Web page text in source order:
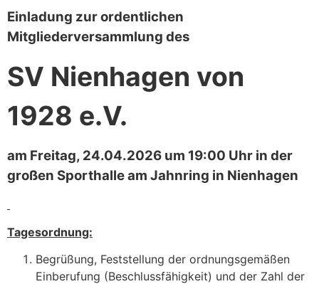
Einladung zur ordentlichen
Mitgliederversammlung des
SV Nienhagen von
1928 e.V.
am Freitag, 24.04.2026 um 19:00 Uhr in der
großen Sporthalle am Jahnring in Nienhagen
Tagesordnung:
Begrüßung, Feststellung der ordnungsgemäßen
Einberufung (Beschlussfähigkeit) und der Zahl der